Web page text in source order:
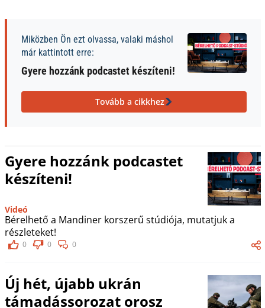
Miközben Ön ezt olvassa, valaki máshol
már kattintott erre:
Gyere hozzánk podcastet készíteni!
Tovább a cikkhez
Gyere hozzánk podcastet
készíteni!
Videó
Bérelhető a Mandiner korszerű stúdiója, mutatjuk a
részleteket!
0 0 0
Új hét, újabb ukrán
támadássorozat orosz